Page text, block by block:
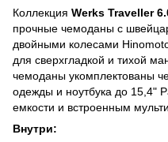
Коллекция Werks Traveller
прочные чемоданы с
двойными колесами
для сверхгладкой и тихой
чемоданы укомплектованы
одежды и ноутбука до 15,4"
емкости и встроенным
Внутри: